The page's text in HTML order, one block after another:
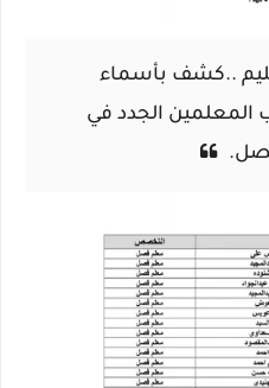
..كشف بأسماء
المعلمين الجدد في